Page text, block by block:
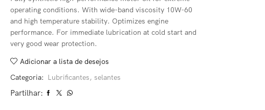
operating conditions. With wide-band viscosity 10W-60
and high temperature stability. Optimizes engine
performance. For immediate lubrication at cold start and
very good wear protection.
Adicionar a lista de desejos
Categoria: Lubrificantes, selantes
Partilhar: